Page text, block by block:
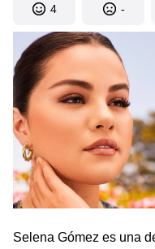
4 -
Selena Gómez es una